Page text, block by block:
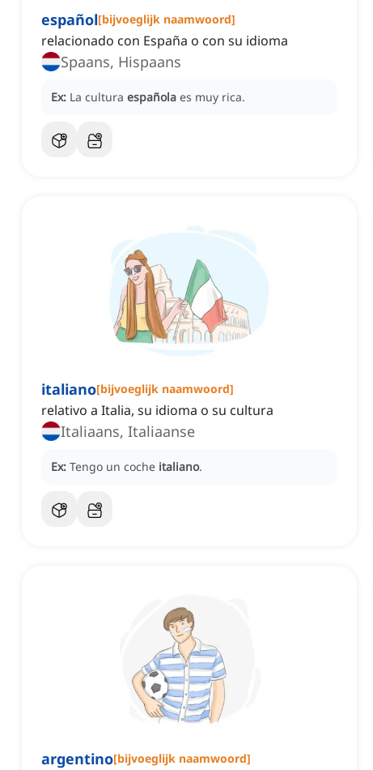
español[bijvoeglijk naamwoord]
relacionado con España o con su idioma
Spaans, Hispaans
Ex: La cultura española es muy rica.
italiano[bijvoeglijk naamwoord]
relativo a Italia, su idioma o su cultura
Italiaans, Italiaanse
Ex: Tengo un coche italiano.
argentino[bijvoeglijk naamwoord]